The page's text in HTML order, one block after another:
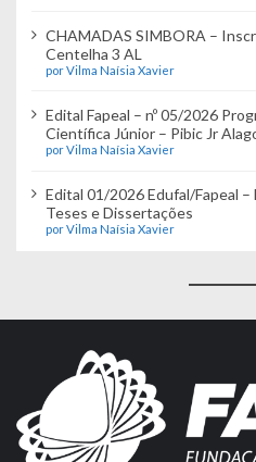
CHAMADAS SIMBORA –
Centelha 3 AL
por Vilma Naísia Xavier
Edital Fapeal – nº 05/2026
Científica Júnior – Pibic Jr
por Vilma Naísia Xavier
Edital 01/2026 Edufal/Fapeal –
Teses e Dissertações
por Vilma Naísia Xavier